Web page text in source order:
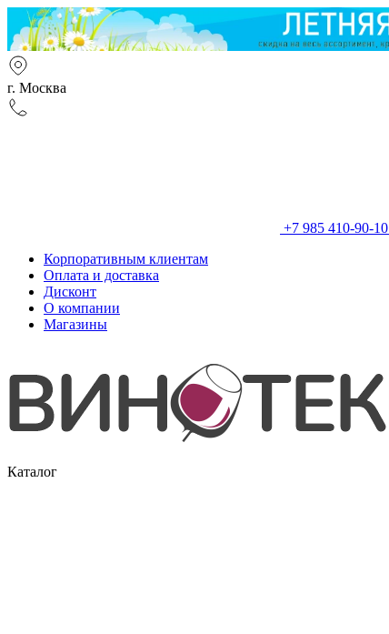
г. Москва
+7 985 410-90-10
Корпоративным клиентам
Оплата и доставка
Дисконт
О компании
Магазины
Каталог